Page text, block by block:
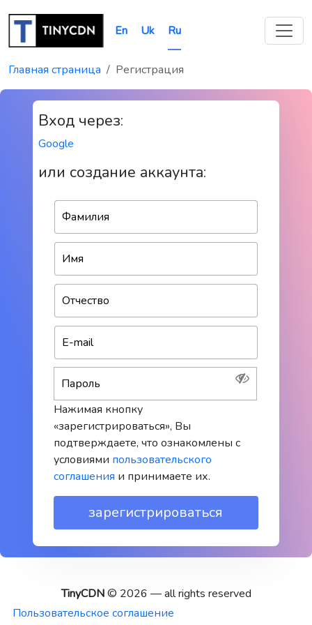
En Uk Ru
Главная страница Регистрация
Вход через:
Google
или создание аккаунта:
Нажимая кнопку
«зарегистрироваться», Вы
подтверждаете, что ознакомлены с
условиями пользовательского
соглашения и принимаете их.
TinyCDN© 2026 — all rights reserved
Пользовательское соглашение